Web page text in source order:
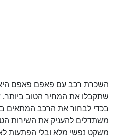
השכרת רכב עם פאפם פאפם
שתקבלו את המחיר הטוב ביותר.
בכדי לבחור את הרכב המתאים
משתדלים להעניק את השירות
משקט נפשי מלא ובלי הפתעות